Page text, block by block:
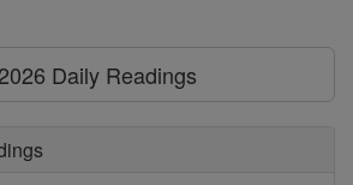
Daily Readings